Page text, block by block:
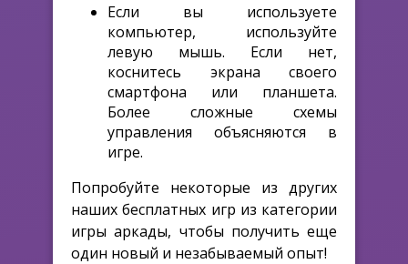
Если вы используете
компьютер, используйте
левую мышь. Если нет,
коснитесь экрана своего
смартфона или планшета.
Более сложные схемы
управления объясняются в
игре.
Попробуйте некоторые из других
наших бесплатных игр из категории
игры аркады, чтобы получить еще
один новый и незабываемый опыт!